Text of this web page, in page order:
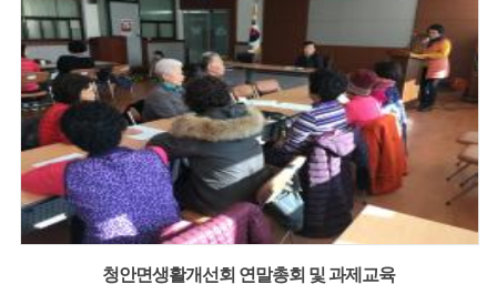
청안면생활개선회 연말총회 및 과제교육